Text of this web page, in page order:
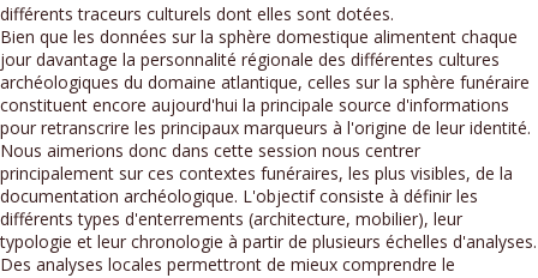
différents traceurs culturels dont elles sont dotées.
Bien que les données sur la sphère domestique alimentent chaque
jour davantage la personnalité régionale des différentes cultures
archéologiques du domaine atlantique, celles sur la sphère funéraire
constituent encore aujourd'hui la principale source d'informations
pour retranscrire les principaux marqueurs à l'origine de leur identité.
Nous aimerions donc dans cette session nous centrer
principalement sur ces contextes funéraires, les plus visibles, de la
documentation archéologique. L'objectif consiste à définir les
différents types d'enterrements (architecture, mobilier), leur
typologie et leur chronologie à partir de plusieurs échelles d'analyses.
Des analyses locales permettront de mieux comprendre le